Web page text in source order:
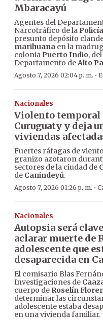
Mbaracayú
Agentes del
Narcotráfico de la
presunto depósito
marihuana en la
colonia Puerto Indio,
Departamento deAlto
Agosto 7, 2026 02:04 p. m. ·
Nacionales
Violento temporal
Curuguaty y deja
viviendas
Fuertes ráfagas de
granizo azotaron
sectores de la ciudad de
de Canindeyú.
Agosto 7, 2026 01:26 p. m. ·
Nacionales
Autopsia será
aclarar muerte de
adolescente que
desaparecida en
El comisario Blas
Investigaciones de
cuerpo de Roselín
determinar las
adolescente estaba
en una vivienda familiar.